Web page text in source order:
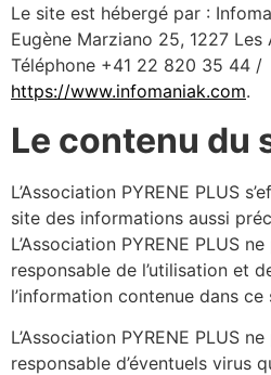
Le site est hébergé par :
Eugène Marziano 25, 1227 Les
Téléphone +41 22 820 35 44 /
https://www.infomaniak.com.
Le contenu du
L’Association PYRENE PLUS
site des informations aussi
L’Association PYRENE PLUS
responsable de l’utilisation et
l’information contenue dans ce
L’Association PYRENE PLUS
responsable d’éventuels virus